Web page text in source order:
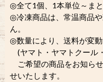
◎全て1個、1本単位～ま
◎冷凍商品は、常温商品
ん。
◎数量により、送料が変動
(ヤマト・ヤマトクール
ご希望の商品をお知ら
せいたします。